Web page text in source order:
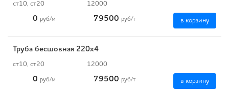
ст10, ст20 12000
0 руб/м 79500 руб/т в корзину
Труба бесшовная 220х4
ст10, ст20 12000
0 руб/м 79500 руб/т в корзину